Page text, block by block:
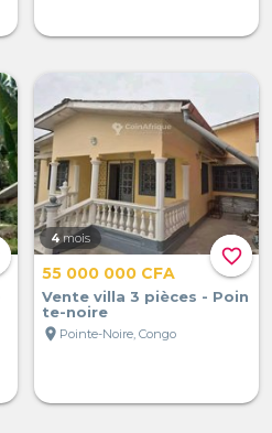
favorite_border
4 mois
55 000 000 CFA
Vente villa 3 pièces - Poin
te-noire
location_on Pointe-Noire, Congo